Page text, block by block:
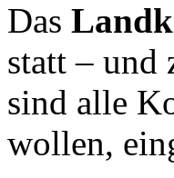
Das
statt – und
sind alle
wollen,